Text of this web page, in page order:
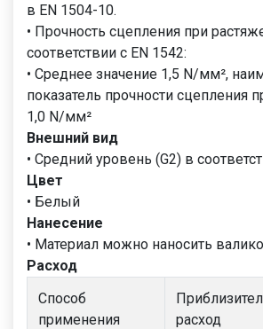
в EN 1504-10.
• Прочность сцепления при
соответствии с EN 1542:
• Среднее значение 1,5 N/мм²,
показатель прочности сцепления
1,0 N/мм²
Внешний вид
• Средний уровень (G2) в
Цвет
• Белый
Нанесение
• Материал можно наносить
Расход
Способ
применения
расход